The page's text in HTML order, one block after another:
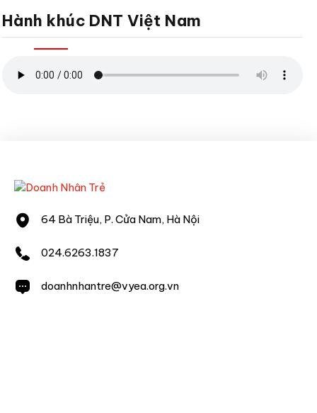
Hành khúc DNT Việt Nam
64 Bà Triệu, P. Cửa Nam, Hà Nội
024.6263.1837
doanhnhantre@vyea.org.vn